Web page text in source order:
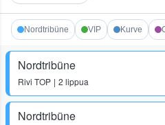
Nordtribüne VIP Kurve
Nordtribüne
Rivi TOP 2 lippua
Nordtribüne